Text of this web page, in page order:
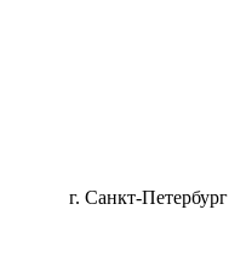
г. Санкт-Петербург